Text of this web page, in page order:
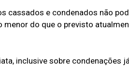
cassados e condenados não
do que o previsto
inclusive sobre condenações